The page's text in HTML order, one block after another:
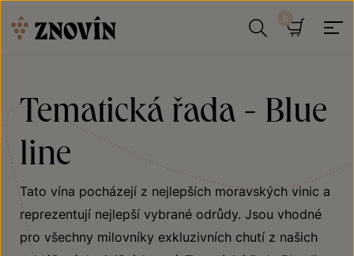
Tematická řada - Blue
line
Tato vína pocházejí z nejlepších moravských vinic a
reprezentují nejlepší vybrané odrůdy. Jsou vhodné
pro všechny milovníky exkluzivních chutí z našich